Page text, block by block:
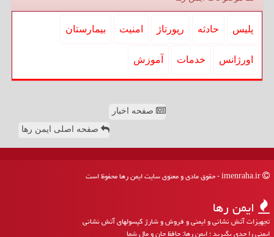
پلیس حادثه رپورتاژ امنیت بیمارستان
اورژانس خدمات آموزش
صفحه اخبار
صفحه اصلی ایمن رها
ایمن رها
تجهیزات آتش نشانی و ایمنی و فروش و شارژ کپسولهای آتش نشانی
ایمنی را جدی بگیرید ؛ ایمن رها: حافظ جان و مال شما